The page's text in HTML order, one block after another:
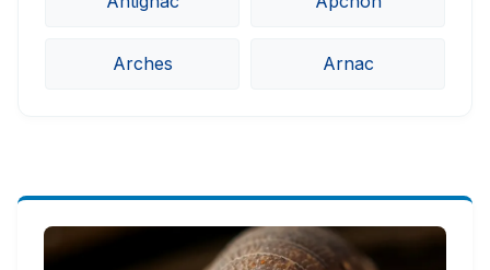
Arches Arnac